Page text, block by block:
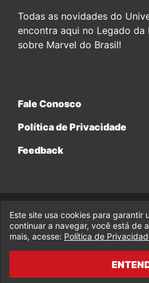
Todas as novidades do
encontra aqui no Legado
sobre Marvel do Brasil!
Fale Conosco
Política de Privacidade
Feedback
© 2017-2026 Legado da Marvel,
Este site usa cookies para garantir
continuar a navegar, você está de
mais, acesse: Política de